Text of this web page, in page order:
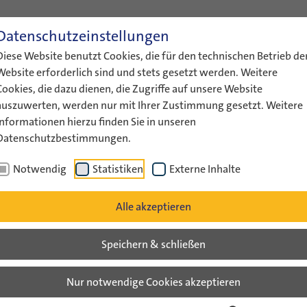
Website benutzt Cookies, die für den technischen Betrieb
erforderlich sind und stets gesetzt werden. Weitere
die dazu dienen, die Zugriffe auf unsere Website
werden nur mit Ihrer Zustimmung gesetzt. Weitere
hierzu finden Sie in unseren
Notwendig Statistiken Externe Inhalte
Alle akzeptieren
Speichern & schließen
Nur notwendige Cookies akzeptieren
ENGLISH LEICHTE SPRACHE
ÜBER UNS AKTUELLES FÖRDERUNG
Welt?" - Deutsche und
sich in Israel